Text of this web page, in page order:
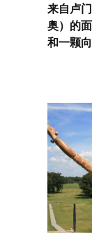
来自卢
奥）的
和一颗